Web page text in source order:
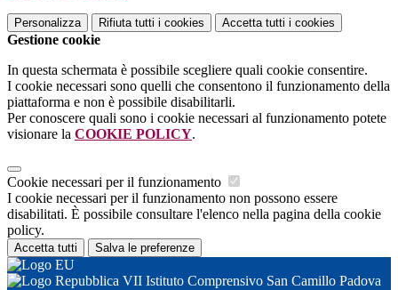
Personalizza Rifiuta tutti i cookies Accetta tutti i cookies
Gestione cookie
In questa schermata è possibile scegliere quali cookie consentire.
I cookie necessari sono quelli che consentono il funzionamento della
piattaforma e non è possibile disabilitarli.
Per conoscere quali sono i cookie necessari al funzionamento potete
visionare la COOKIE POLICY.
Cookie necessari per il funzionamento
I cookie necessari per il funzionamento non possono essere
disabilitati. È possibile consultare l'elenco nella pagina della cookie
policy.
Accetta tutti Salva le preferenze
VII Istituto Comprensivo San Camillo Padova